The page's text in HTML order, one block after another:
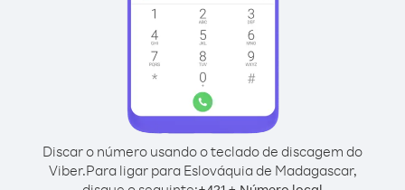
Discar o número usando o teclado de discagem do
Viber.Para ligar para Eslováquia de Madagascar,